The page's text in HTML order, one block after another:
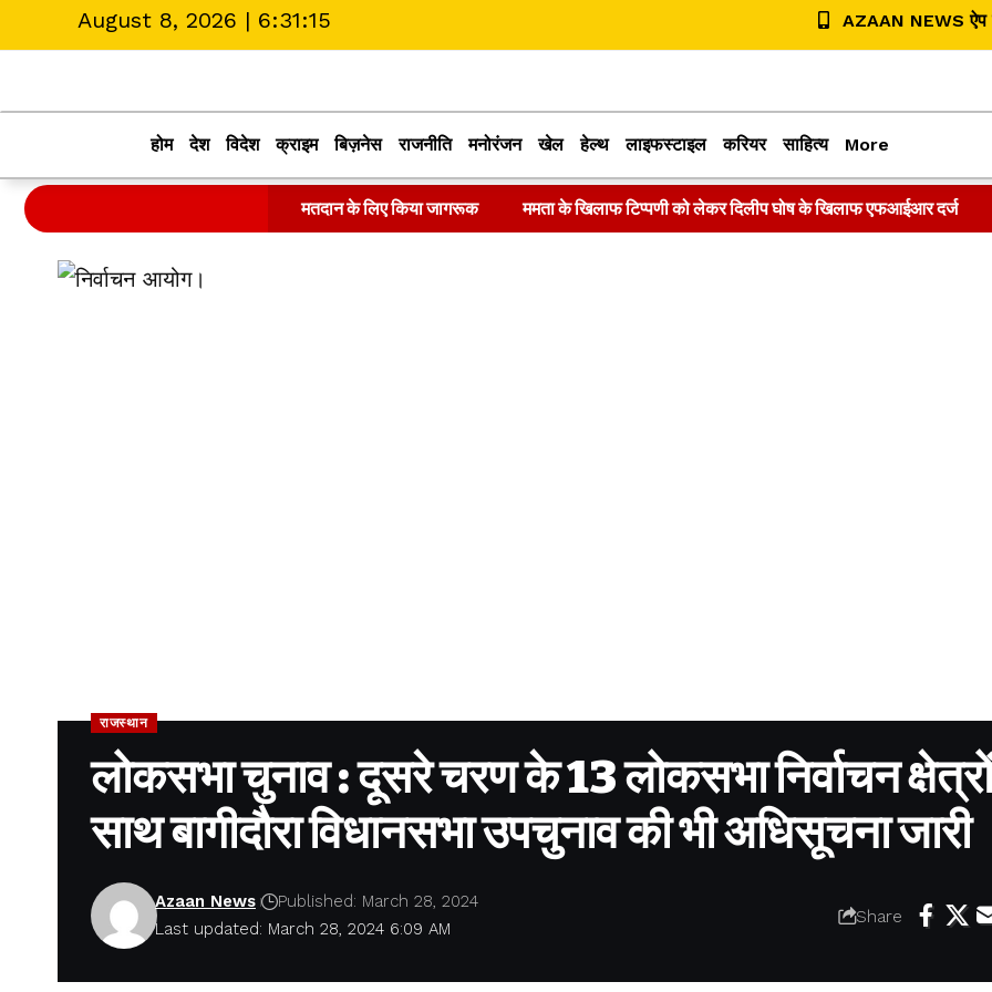
August 8, 2026 | 6:31:16 AZAAN NEWS ऐप
होम देश विदेश क्राइम बिज़नेस राजनीति मनोरंजन खेल हेल्थ लाइफस्टाइल करियर साहित्य More
मतदान के लिए किया जागरूक ममता के खिलाफ टिप्पणी को लेकर दिलीप घोष के खिलाफ एफआईआर दर्ज
राजस्थान
लोकसभा चुनाव : दूसरे चरण के 13 लोकसभा निर्वाचन
साथ बागीदौरा विधानसभा उपचुनाव की भी अधिसूचना जारी
Last updated: March 28, 2024 6:09 AM
Azaan News Published: March 28, 2024
Share